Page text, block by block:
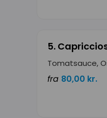
5.
Tomatsauce,
fra 80,00 kr.